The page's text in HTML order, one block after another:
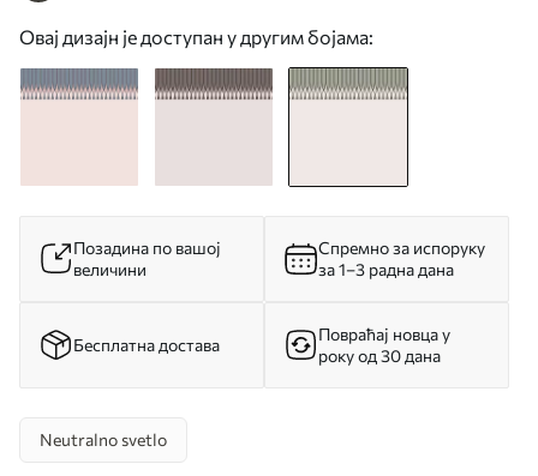
Овај дизајн је доступан у другим бојама:
Позадина по вашој
величини
Спремно за испоруку
за 1–3 радна дана
Бесплатна достава
Повраћај новца у
року од 30 дана
Neutralno svetlo